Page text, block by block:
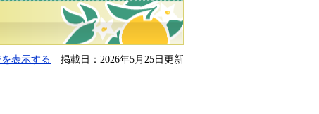
表示する 掲載日：2026年5月25日更新